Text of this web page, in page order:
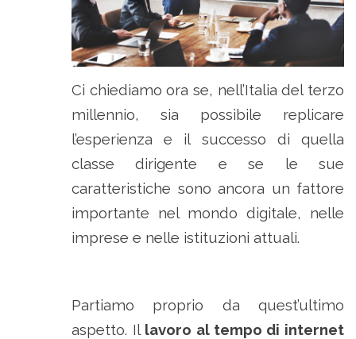
Ci chiediamo ora se, nell’Italia del terzo
millennio, sia possibile replicare
l’esperienza e il successo di quella
classe dirigente e se le sue
caratteristiche sono ancora un fattore
importante nel mondo digitale, nelle
imprese e nelle istituzioni attuali.
Partiamo proprio da quest’ultimo
aspetto. Il lavoro al tempo di internet